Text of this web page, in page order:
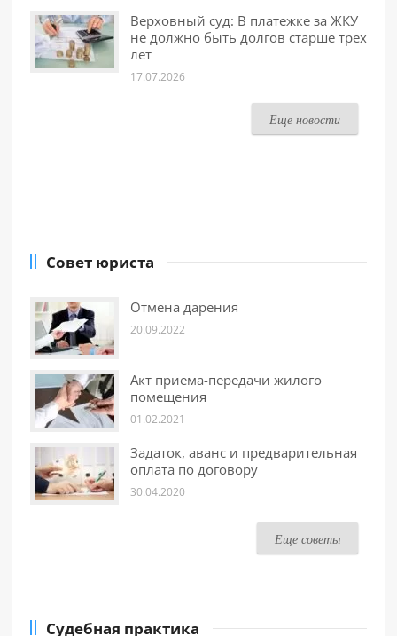
Верховный суд: В платежке за ЖКУ
не должно быть долгов старше трех
лет
17.07.2026
Еще новости
Совет юриста
Отмена дарения
20.09.2022
Акт приема-передачи жилого
помещения
01.02.2021
Задаток, аванс и предварительная
оплата по договору
30.04.2020
Еще советы
Судебная практика